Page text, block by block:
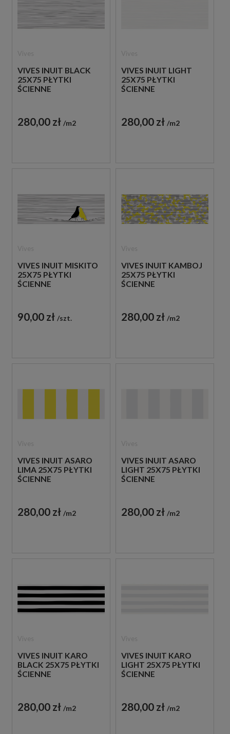
VIVES INUIT BLACK
25X75 PŁYTKI
ŚCIENNE
280,00 zł m2
VIVES INUIT LIGHT
25X75 PŁYTKI
ŚCIENNE
280,00 zł m2
VIVES INUIT MISKITO
25X75 PŁYTKI
ŚCIENNE
90,00 zł szt.
VIVES INUIT KAMBOJ
25X75 PŁYTKI
ŚCIENNE
280,00 zł m2
VIVES INUIT ASARO
LIMA 25X75 PŁYTKI
ŚCIENNE
280,00 zł m2
VIVES INUIT ASARO
LIGHT 25X75 PŁYTKI
ŚCIENNE
280,00 zł m2
VIVES INUIT KARO
BLACK 25X75 PŁYTKI
ŚCIENNE
280,00 zł m2
VIVES INUIT KARO
LIGHT 25X75 PŁYTKI
ŚCIENNE
280,00 zł m2